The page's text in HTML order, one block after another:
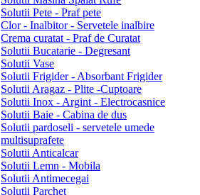
Solutii Pete - Praf pete
Clor - Inalbitor - Servetele inalbire
Crema curatat - Praf de Curatat
Solutii Bucatarie - Degresant
Solutii Vase
Solutii Frigider - Absorbant Frigider
Solutii Aragaz - Plite -Cuptoare
Solutii Inox - Argint - Electrocasnice
Solutii Baie - Cabina de dus
Solutii pardoseli - servetele umede
multisuprafete
Solutii Anticalcar
Solutii Lemn - Mobila
Solutii Antimecegai
Solutii Parchet